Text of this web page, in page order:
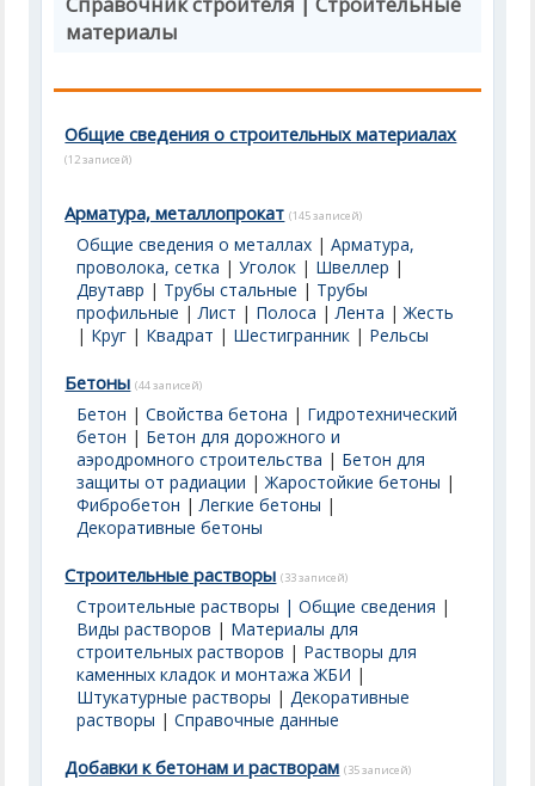
материалы
Общие сведения о строительных материалах
(12 записей)
Арматура, металлопрокат (145 записей)
Общие сведения о металлах |Арматура,
проволока, сетка |Уголок | Швеллер |
Двутавр | Трубы стальные | Трубы
профильные |Лист | Полоса |Лента |Жесть
| Круг | Квадрат | Шестигранник | Рельсы
Бетоны (44 записей)
Бетон |Свойства бетона | Гидротехнический
бетон | Бетон для дорожного и
аэродромного строительства | Бетон для
защиты от радиации |Жаростойкие бетоны |
Фибробетон |Легкие бетоны |
Декоративные бетоны
Строительные растворы (33 записей)
Строительные растворы | Общие сведения |
Виды растворов | Материалы для
строительных растворов | Растворы для
каменных кладок и монтажа ЖБИ |
Штукатурные растворы |Декоративные
растворы |Справочные данные
Добавки к бетонам и растворам (35 записей)